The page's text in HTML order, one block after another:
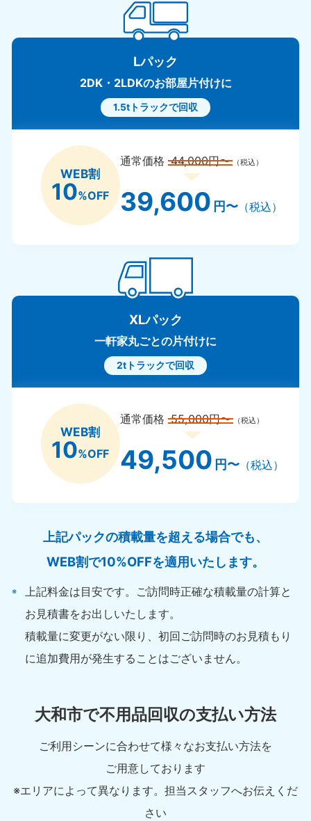
Lパック
2DK・2LDKのお部屋片付けに
1.5tトラックで回収
WEB割
10%OFF
通常価格44,000円〜 （税込）
39,600 円〜（税込）
XLパック
一軒家丸ごとの片付けに
2tトラックで回収
WEB割
10%OFF
通常価格55,000円〜 （税込）
49,500 円〜（税込）
上記パックの積載量を超える場合でも、
WEB割で10%OFFを適用いたします。
上記料金は目安です。ご訪問時正確な積載量の計算と
お見積書をお出しいたします。
積載量に変更がない限り、初回ご訪問時のお見積もり
に追加費用が発生することはございません。
大和市で不用品回収の支払い方法
ご利用シーンに合わせて様々なお支払い方法を
ご用意しております
※エリアによって異なります。担当スタッフへお伝えくだ
さい